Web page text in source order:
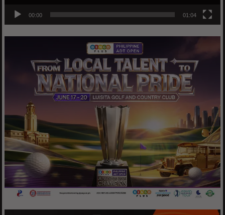
00:00 01:04